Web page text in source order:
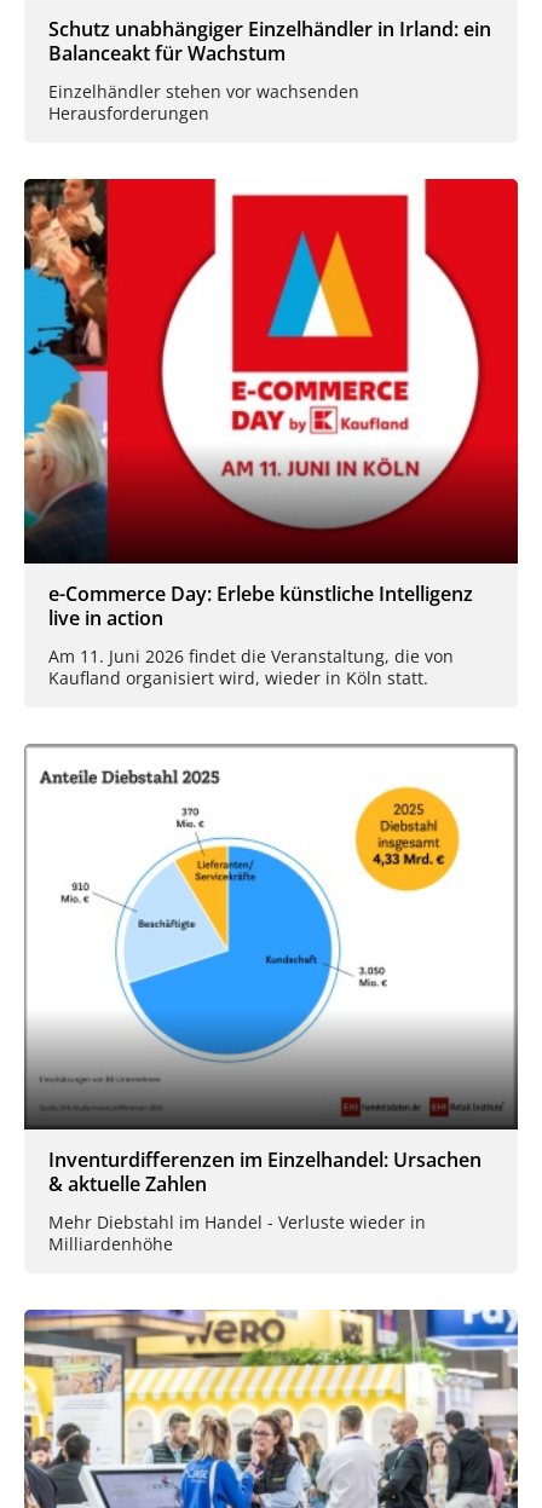
Schutz unabhängiger Einzelhändler in Irland: ein
Balanceakt für Wachstum
Einzelhändler stehen vor wachsenden
Herausforderungen
e-Commerce Day: Erlebe künstliche Intelligenz
live in action
Am 11. Juni 2026 findet die Veranstaltung, die von
Kaufland organisiert wird, wieder in Köln statt.
Inventurdifferenzen im Einzelhandel: Ursachen
& aktuelle Zahlen
Mehr Diebstahl im Handel - Verluste wieder in
Milliardenhöhe